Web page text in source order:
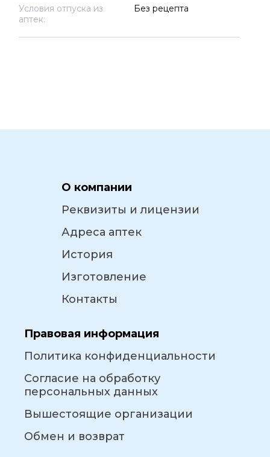
Условия отпуска из
аптек:
Без рецепта
О компании
Реквизиты и лицензии
Адреса аптек
История
Изготовление
Контакты
Правовая информация
Политика конфиденциальности
Согласие на обработку
персональных данных
Вышестоящие организации
Обмен и возврат